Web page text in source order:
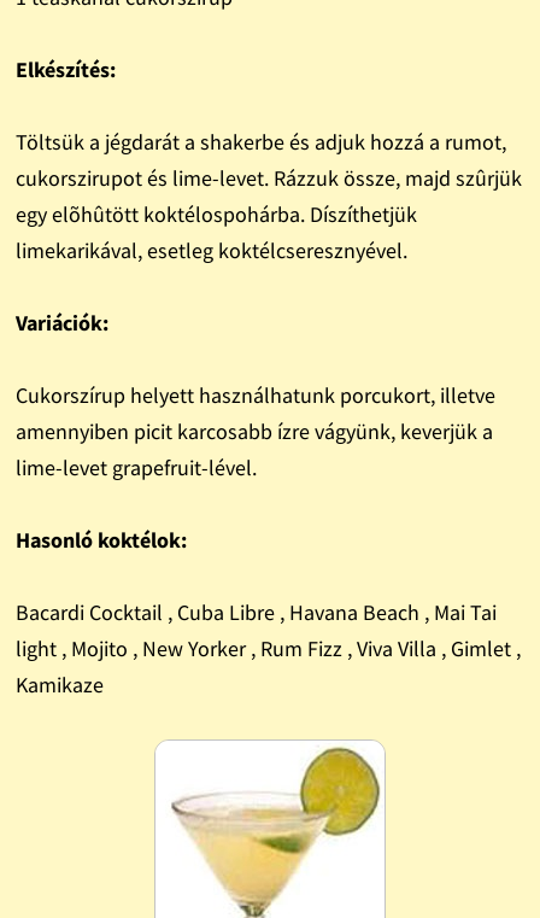
Elkészítés:
Töltsük a jégdarát a shakerbe és adjuk hozzá a rumot,
cukorszirupot és lime-levet. Rázzuk össze, majd szûrjük
egy elõhûtött koktélospohárba. Díszíthetjük
limekarikával, esetleg koktélcseresznyével.
Variációk:
Cukorszírup helyett használhatunk porcukort, illetve
amennyiben picit karcosabb ízre vágyünk, keverjük a
lime-levet grapefruit-lével.
Hasonló koktélok:
Bacardi Cocktail , Cuba Libre , Havana Beach , Mai Tai
light , Mojito , New Yorker , Rum Fizz , Viva Villa , Gimlet ,
Kamikaze